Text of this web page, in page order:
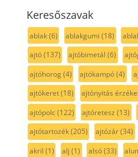
Keresőszavak
ablak(6) ablakgumi (18)
ajtó(137) ajtóbimetál (6)
ajtóhorog(4) ajtókampó(4)
ajtókeret(18) ajtónyitás
ajtópolc(122) ajtóretesz (13)
ajtótartozék(205) ajtózár(34)
akril (1) alj (1) alsó(33)